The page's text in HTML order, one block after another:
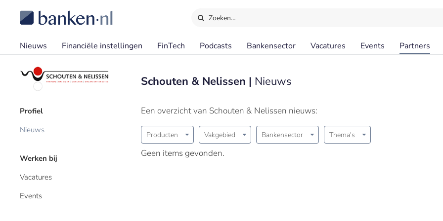
Zoeken…
Nieuws Financiële instellingen FinTech Podcasts Bankensector Vacatures Events Partners
Profiel
Nieuws
Werken bij
Vacatures
Events
Schouten & Nelissen | Nieuws
Een overzicht van Schouten & Nelissen nieuws:
Producten Vakgebied Bankensector Thema's
Geen items gevonden.